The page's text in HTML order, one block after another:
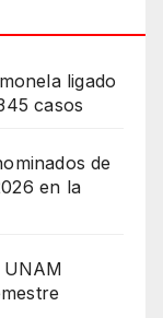
ligado
casos
de
en la